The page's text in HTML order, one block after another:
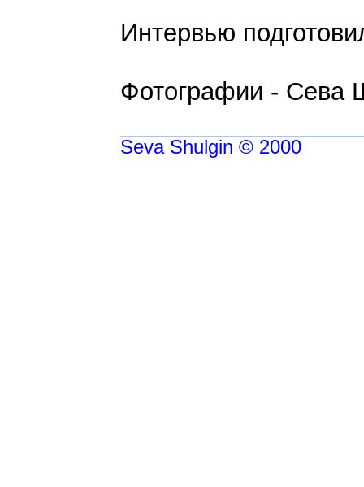
Интервью
Фотографии - Сева
Seva Shulgin © 2000